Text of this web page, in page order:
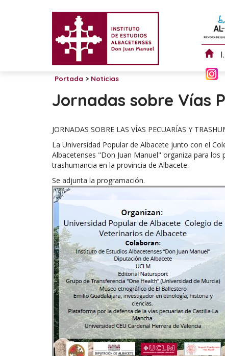
Portada > Noticias
Jornadas sobre Vías
JORNADAS SOBRE LAS VÍAS PECUARÍAS Y
La Universidad Popular de Albacete junto con el
Albacetenses "Don Juan Manuel" organiza para
trashumancia en la provincia de Albacete.
Se adjunta la programación.